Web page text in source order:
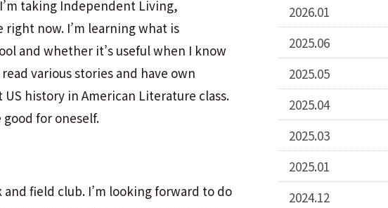
taking Independent Living,
now. I’m learning what is
and whether it’s useful when I know
various stories and have own
history in American Literature class.
for oneself.
field club. I’m looking forward to do
2026.01
2025.06
2025.05
2025.04
2025.03
2025.01
2024.12